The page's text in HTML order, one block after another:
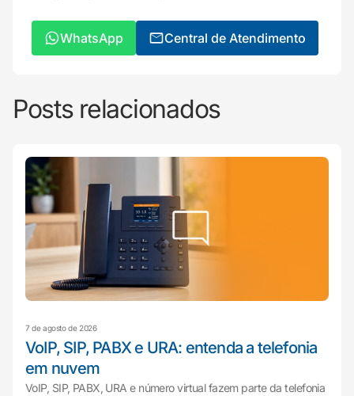
WhatsApp Central de Atendimento
Posts relacionados
7 de agosto de 2026
VoIP, SIP, PABX e URA: entenda a telefonia
em nuvem
VoIP, SIP, PABX, URA e número virtual fazem parte da telefonia